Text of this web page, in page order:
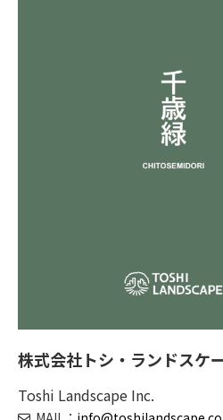
株式会社トシ・ランドスケ
Toshi Landscape Inc.